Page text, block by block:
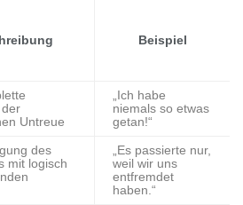
Beispiel
Untreue
„Ich habe
niemals so etwas
getan!“
des
mit logisch
„Es passierte nur,
weil wir uns
entfremdet
haben.“